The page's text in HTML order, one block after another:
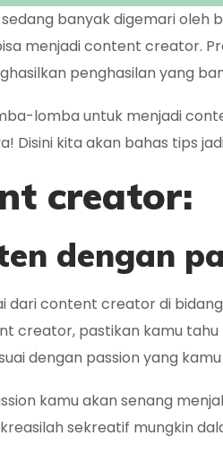
banyak digemari oleh
menjadi content creator.
penghasilan yang
lomba untuk menjadi
Disini kita akan bahas tips
creator:
dengan
content creator di
creator, pastikan kamu
dengan passion yang kamu
kamu akan senang
sekreatif mungkin